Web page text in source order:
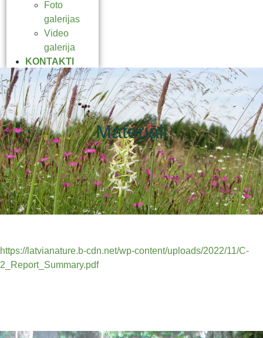
Foto
galerijas
Video
galerija
KONTAKTI
Materiāli
https://latvianature.b-cdn.net/wp-content/uploads/2022/11/C-
2_Report_Summary.pdf